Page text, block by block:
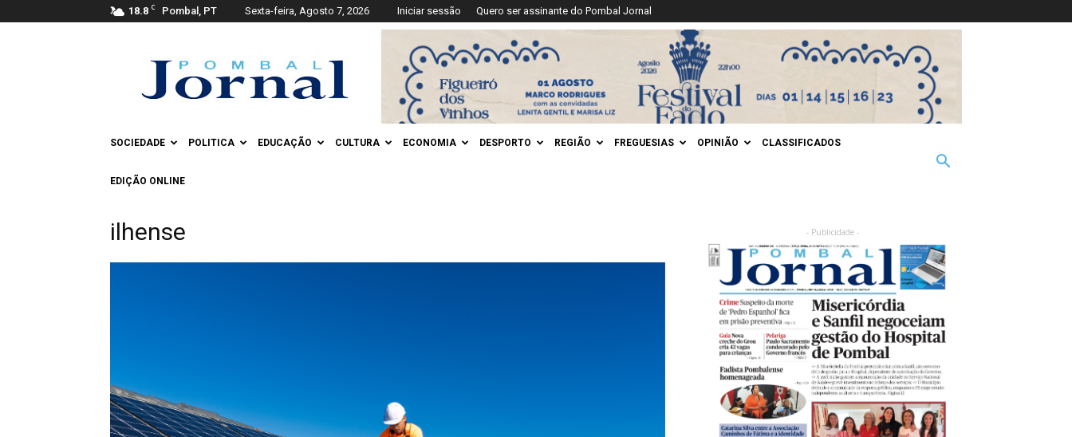
18.8 C Pombal, PT Sexta-feira, Agosto 7, 2026 Iniciar sessão Quero ser assinante do Pombal Jornal
Jornal
SOCIEDADE POLITICA EDUCAÇÃO CULTURA ECONOMIA DESPORTO REGIÃO FREGUESIAS OPINIÃO CLASSIFICADOS
EDIÇÃO ONLINE
ilhense - Publicidade -